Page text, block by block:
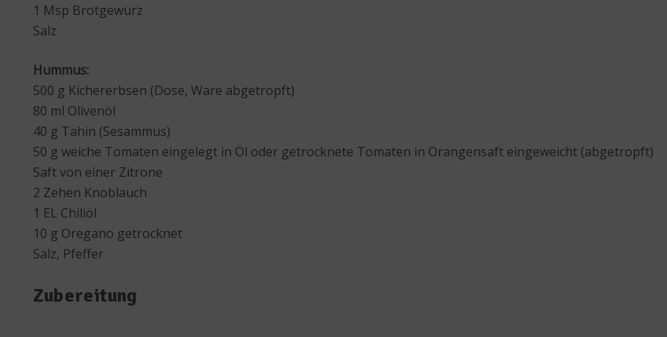
1 Msp Brotgewürz
Salz
Hummus:
500 g Kichererbsen (Dose, Ware abgetropft)
80 ml Olivenöl
40 g Tahin (Sesammus)
50 g weiche Tomaten eingelegt in Öl oder getrocknete Tomaten in Orangensaft eingeweicht (abgetropft)
Saft von einer Zitrone
2 Zehen Knoblauch
1 EL Chiliöl
10 g Oregano getrocknet
Salz, Pfeffer
Zubereitung